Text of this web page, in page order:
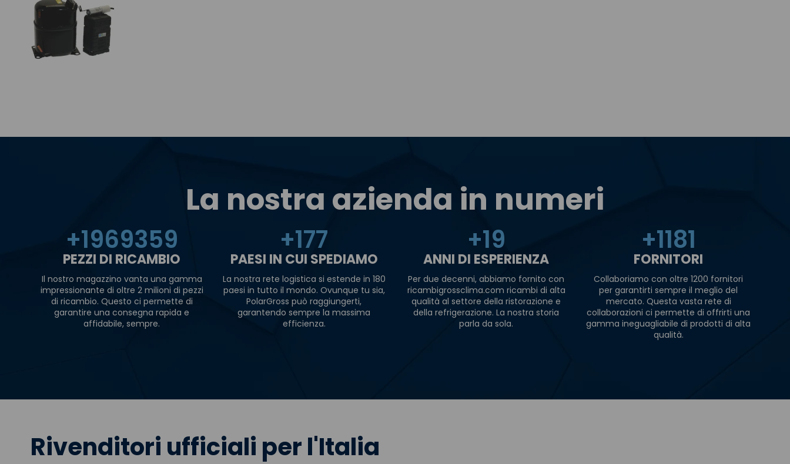
La nostra azienda in numeri
+2000000
PEZZI DI RICAMBIO
Il nostro magazzino vanta una gamma
impressionante di oltre 2 milioni di pezzi
di ricambio. Questo ci permette di
garantire una consegna rapida e
affidabile, sempre.
+180
PAESI IN CUI SPEDIAMO
La nostra rete logistica si estende in 180
paesi in tutto il mondo. Ovunque tu sia,
PolarGross può raggiungerti,
garantendo sempre la massima
efficienza.
+20
ANNI DI ESPERIENZA
Per due decenni, abbiamo fornito con
ricambigrossclima.com ricambi di alta
qualità al settore della ristorazione e
della refrigerazione. La nostra storia
parla da sola.
+1200
FORNITORI
Collaboriamo con oltre 1200 fornitori
per garantirti sempre il meglio del
mercato. Questa vasta rete di
collaborazioni ci permette di offrirti una
gamma ineguagliabile di prodotti di alta
qualità.
Rivenditori ufficiali per l'Italia